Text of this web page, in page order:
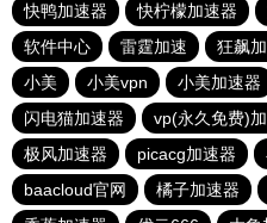
快鸭加速器
快柠檬加速器
软件中心
雷霆加速 狂飙
小美
小美vpn 小美加速器
闪电猫加速器
vp(永久免费)
极风加速器
picacg加速器
baacloud官网
橘子加速器